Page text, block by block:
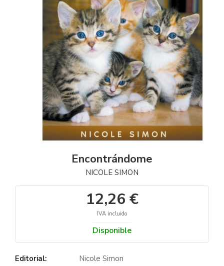
Encontrándome
NICOLE SIMON
12,26 €
IVA incluido
Disponible
Editorial:
Nicole Simon